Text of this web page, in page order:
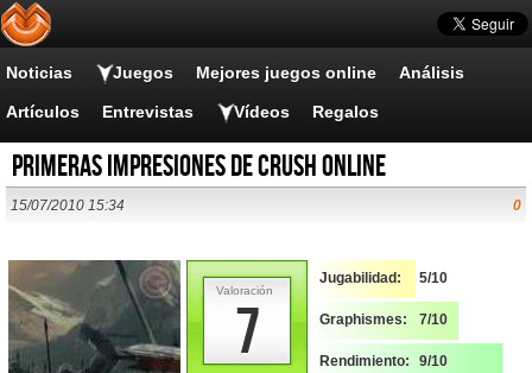
Noticias Juegos Mejores juegos online Análisis
Artículos Entrevistas Vídeos Regalos
Primeras impresiones de Crush Online
15/07/2010 15:34 0
7
Valoración
Jugabilidad: 5/10
Graphismes: 7/10
Rendimiento: 9/10